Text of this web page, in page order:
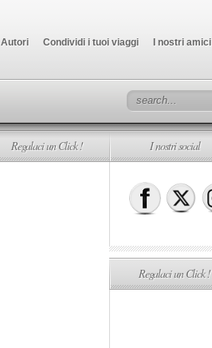
Autori Condividi i tuoi viaggi I nostri amici
Regalaci un Click ! I nostri social
Regalaci un Click !